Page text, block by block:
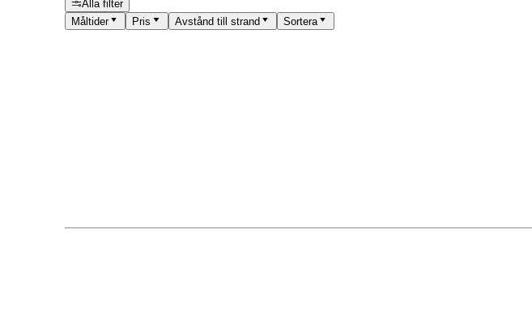
Alla filter
Måltider
Pris Avstånd till strand Sortera